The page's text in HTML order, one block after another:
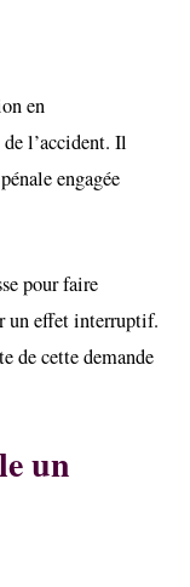
en
de l’accident. Il
engagée
pour faire
un effet interruptif.
de cette demande
un